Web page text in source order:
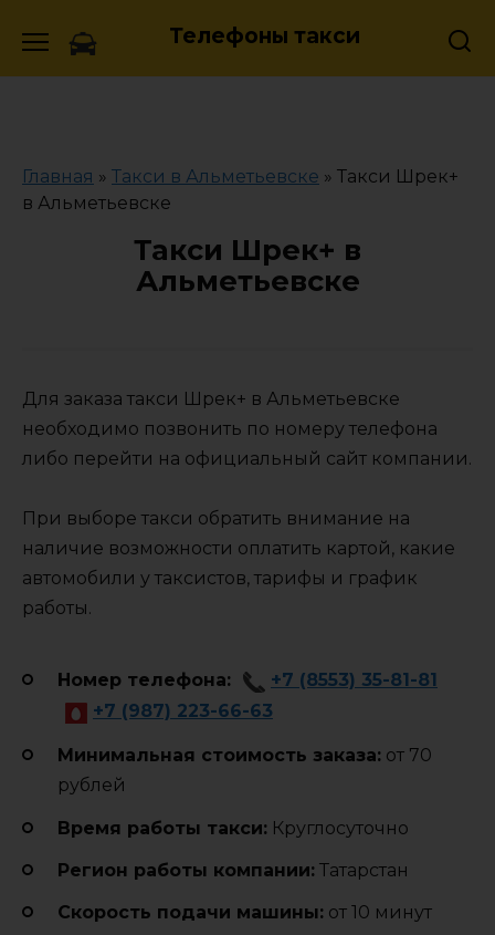
Телефоны такси
Главная » Такси в Альметьевске » Такси Шрек+
в Альметьевске
Такси Шрек+ в
Альметьевске
Для заказа такси Шрек+ в Альметьевске
необходимо позвонить по номеру телефона
либо перейти на официальный сайт компании.
При выборе такси обратить внимание на
наличие возможности оплатить картой, какие
автомобили у таксистов, тарифы и график
работы.
Номер телефона:
+7 (8553) 35-81-81
+7 (987) 223-66-63
Минимальная стоимость заказа: от 70
рублей
Время работы такси: Круглосуточно
Регион работы компании: Татарстан
Cкорость подачи машины: от 10 минут